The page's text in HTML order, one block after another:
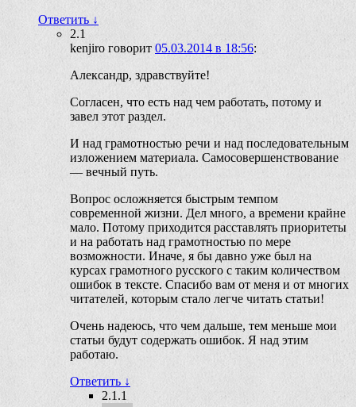
Ответить ↓
2.1
kenjiro говорит 05.03.2014 в 18:56:
Александр, здравствуйте!
Согласен, что есть над чем работать, потому и
завел этот раздел.
И над грамотностью речи и над последовательным
изложением материала. Самосовершенствование
— вечный путь.
Вопрос осложняется быстрым темпом
современной жизни. Дел много, а времени крайне
мало. Потому приходится расставлять приоритеты
и на работать над грамотностью по мере
возможности. Иначе, я бы давно уже был на
курсах грамотного русского с таким количеством
ошибок в тексте. Спасибо вам от меня и от многих
читателей, которым стало легче читать статьи!
Очень надеюсь, что чем дальше, тем меньше мои
статьи будут содержать ошибок. Я над этим
работаю.
Ответить ↓
2.1.1